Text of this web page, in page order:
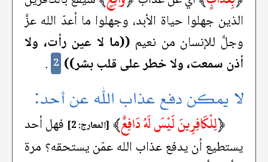
الذين جهلوا حياة الأبد، وجهلوا ما أعدّ الله عزَّ
وجلَّ للإنسان من نعيم ((ما لا عين رأت، ولا
أذن سمعت، ولا خطر على قلب بشر)) 2
.
لا يمكن دفع عذاب الله عن أحد:
﴿لِلْكَافِرِينَ لَيْسَ لَهُ دَافِعٌ﴾ [المعارج: 2]
فهل أحد
يستطيع أن يدفع عذاب الله عمّن يستحقه؟ مرة